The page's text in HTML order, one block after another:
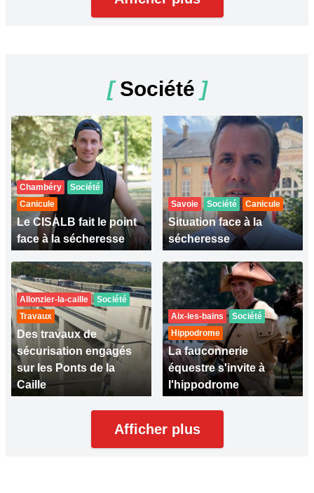
[Société ]
Chambéry
Société
Canicule
Le CISALB fait le point
face à la sécheresse
Savoie Société Canicule
Situation face à la
sécheresse
Allonzier-la-caille
Société
Travaux
Des travaux de
sécurisation engagés
sur les Ponts de la
Caille
Aix-les-bains
Société
Hippodrome
La fauconnerie
équestre s'invite à
l'hippodrome
Afficher plus